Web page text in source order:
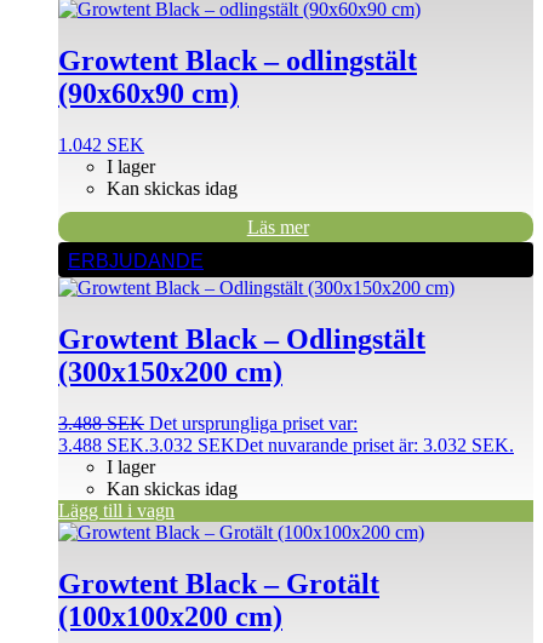
Growtent Black – odlingstält
(90x60x90 cm)
1.042 SEK
I lager
Kan skickas idag
Läs mer
ERBJUDANDE
Growtent Black – Odlingstält
(300x150x200 cm)
3.488SEK Det ursprungliga priset var:
3.488 SEK.3.032 SEKDet nuvarande priset är: 3.032 SEK.
I lager
Kan skickas idag
Lägg till i vagn
Growtent Black – Grotält
(100x100x200 cm)